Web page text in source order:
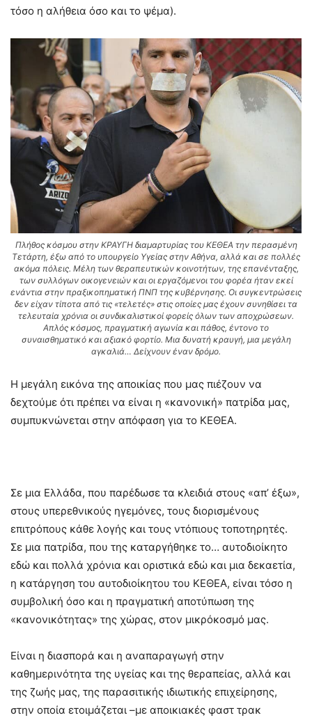
τόσο η αλήθεια όσο και το ψέμα).
Πλήθος κόσμου στην ΚΡΑΥΓΗ διαμαρτυρίας του ΚΕΘΕΑ την περασμένη
Τετάρτη, έξω από το υπουργείο Υγείας στην Αθήνα, αλλά και σε πολλές
ακόμα πόλεις. Μέλη των θεραπευτικών κοινοτήτων, της επανένταξης,
των συλλόγων οικογενειών και οι εργαζόμενοι του φορέα ήταν εκεί
ενάντια στην πραξικοπηματική ΠΝΠ της κυβέρνησης. Οι συγκεντρώσεις
δεν είχαν τίποτα από τις «τελετές» στις οποίες μας έχουν συνηθίσει τα
τελευταία χρόνια οι συνδικαλιστικοί φορείς όλων των αποχρώσεων.
Απλός κόσμος, πραγματική αγωνία και πάθος, έντονο το
συναισθηματικό και αξιακό φορτίο. Μια δυνατή κραυγή, μια μεγάλη
αγκαλιά… Δείχνουν έναν δρόμο.
Η μεγάλη εικόνα της αποικίας που μας πιέζουν να
δεχτούμε ότι πρέπει να είναι η «κανονική» πατρίδα μας,
συμπυκνώνεται στην απόφαση για το ΚΕΘΕΑ.
Σε μια Ελλάδα, που παρέδωσε τα κλειδιά στους «απ’ έξω»,
στους υπερεθνικούς ηγεμόνες, τους διορισμένους
επιτρόπους κάθε λογής και τους ντόπιους τοποτηρητές.
Σε μια πατρίδα, που της καταργήθηκε το… αυτοδιοίκητο
εδώ και πολλά χρόνια και οριστικά εδώ και μια δεκαετία,
η κατάργηση του αυτοδιοίκητου του ΚΕΘΕΑ, είναι τόσο η
συμβολική όσο και η πραγματική αποτύπωση της
«κανονικότητας» της χώρας, στον μικρόκοσμό μας.
Είναι η διασπορά και η αναπαραγωγή στην
καθημερινότητα της υγείας και της θεραπείας, αλλά και
της ζωής μας, της παρασιτικής ιδιωτικής επιχείρησης,
στην οποία ετοιμάζεται –με αποικιακές φαστ τρακ